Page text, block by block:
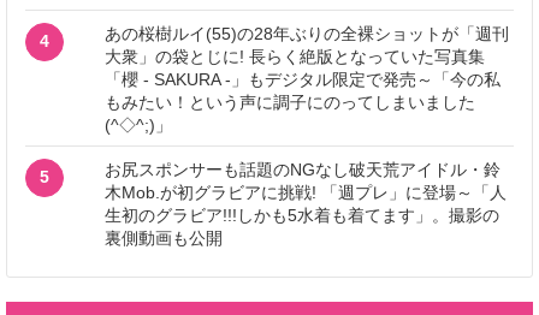
4
あの桜樹ルイ(55)の28年ぶりの全裸ショットが「週刊
大衆」の袋とじに! 長らく絶版となっていた写真集
「櫻 - SAKURA -」もデジタル限定で発売～「今の私
もみたい！という声に調子にのってしまいました
(^◇^;)」
5
お尻スポンサーも話題のNGなし破天荒アイドル・鈴
木Mob.が初グラビアに挑戦! 「週プレ」に登場～「人
生初のグラビア!!!しかも5水着も着てます」。撮影の
裏側動画も公開